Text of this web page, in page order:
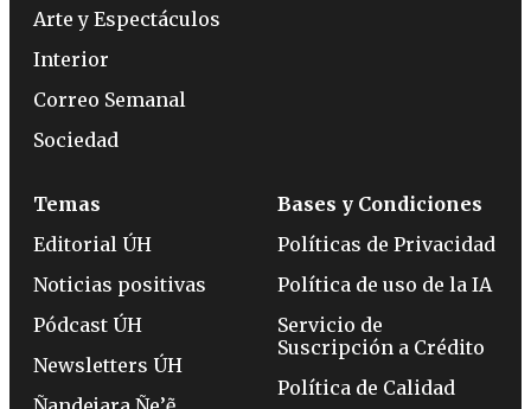
Arte y Espectáculos
Interior
Correo Semanal
Sociedad
Temas
Editorial ÚH
Noticias positivas
Pódcast ÚH
Newsletters ÚH
Bases y Condiciones
Políticas de Privacidad
Política de uso de la IA
Servicio de
Suscripción a Crédito
Política de Calidad